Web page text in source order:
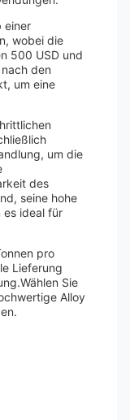
einer
wobei die
500 USD und
den
um eine
um die
des
seine hohe
ideal für
pro
Lieferung
Sie
Alloy